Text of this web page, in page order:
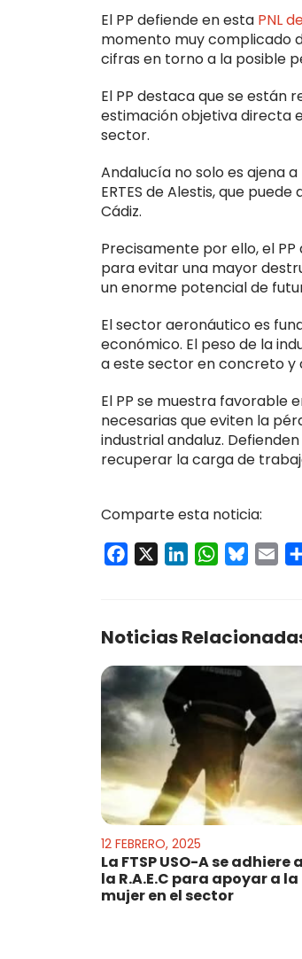
El PP defiende en esta PNL
momento muy complicado
cifras en torno a la posible
El PP destaca que se están
estimación objetiva directa
sector.
Andalucía no solo es ajena
ERTES de Alestis, que
Cádiz.
Precisamente por ello, el
para evitar una mayor
un enorme potencial de
El sector aeronáutico es
económico. El peso de la
a este sector en concreto y
El PP se muestra favorable
necesarias que eviten la
industrial andaluz.
recuperar la carga de
Comparte esta noticia:
Facebook LinkedInWhatsApp
Bluesky
Noticias
12 FEBRERO, 2025
La FTSP USO-A se adhiere a
la R.A.E.C para apoyar a la
mujer en el sector